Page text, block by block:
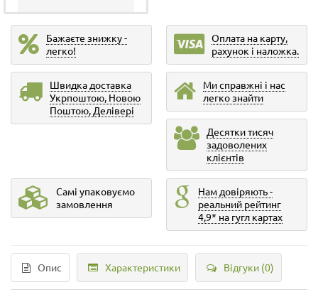
Бажаєте знижку -
легко!
Оплата на карту,
рахунок і наложка.
Швидка доставка
Укрпоштою, Новою
Поштою, Делівері
Ми справжні і нас
легко знайти
Десятки тисяч
задоволених
клієнтів
Самі упаковуємо
замовлення
Нам довіряють -
реальний рейтинг
4,9* на гугл картах
Опис Характеристики Відгуки (0)